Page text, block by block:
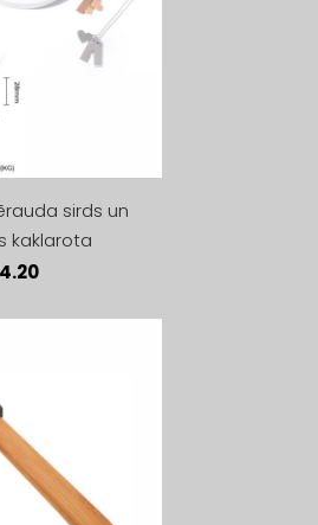
sirds un
kaklarota